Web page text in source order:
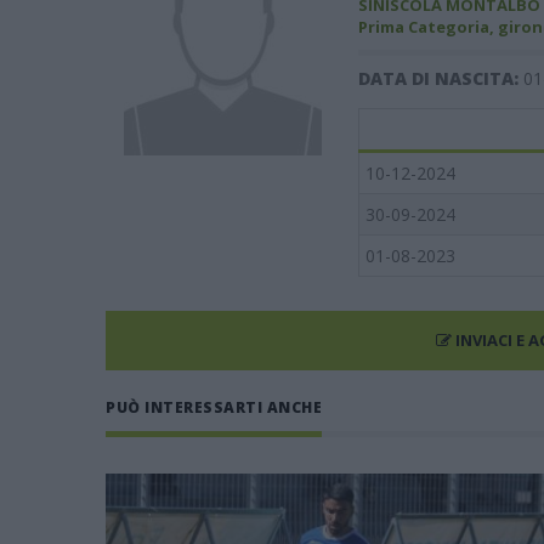
SINISCOLA MONTALBO
Prima Categoria,
DATA DI NASCITA:
10-12-2024
30-09-2024
01-08-2023
INVIACI E
PUÒ INTERESSARTI ANCHE